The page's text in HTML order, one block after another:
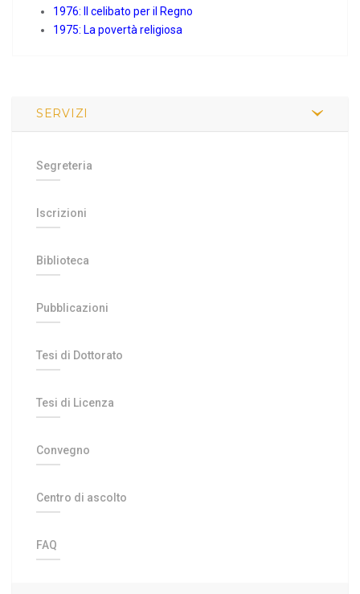
1976: Il celibato per il Regno
1975: La povertà religiosa
SERVIZI
Segreteria
Iscrizioni
Biblioteca
Pubblicazioni
Tesi di Dottorato
Tesi di Licenza
Convegno
Centro di ascolto
FAQ